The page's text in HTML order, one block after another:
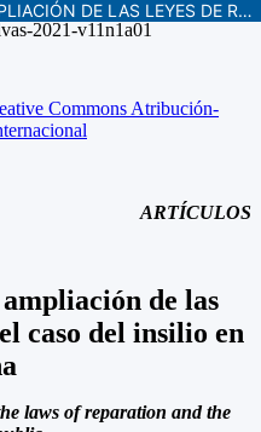
JUSTICIA TRANSICIONAL: AMPLIACIÓN DE LAS LEYES DE REPARACIÓN Y EL CASO DEL INSILIO EN LA REPÚBLICA ARGENTINA